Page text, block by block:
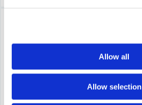
Allow all
Allow selection